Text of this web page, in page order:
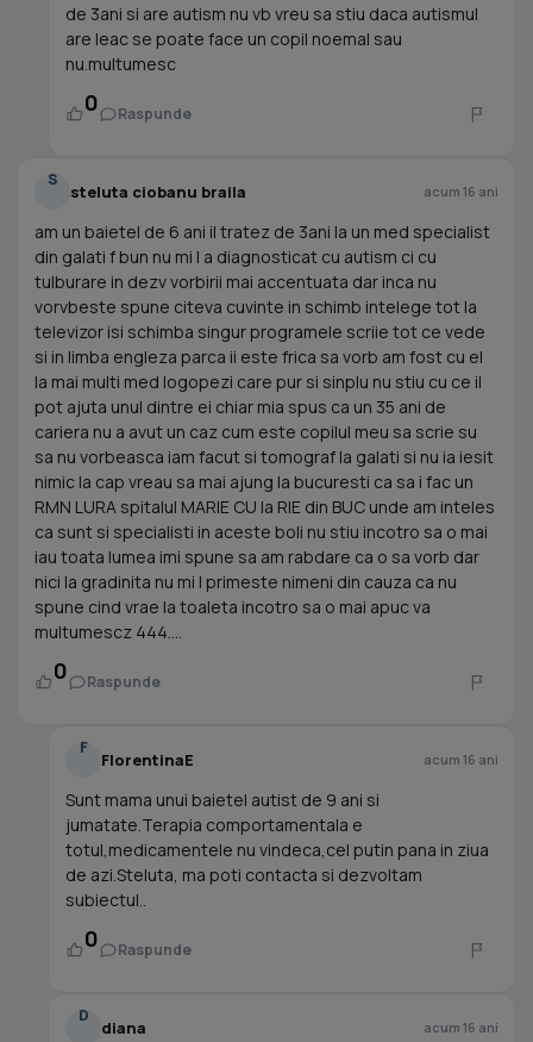
de 3ani si are autism nu vb vreu sa stiu daca autismul
are leac se poate face un copil noemal sau
nu.multumesc
0 Raspunde
S
steluta ciobanu braila acum 16 ani
am un baietel de 6 ani il tratez de 3ani la un med specialist
din galati f bun nu mi l a diagnosticat cu autism ci cu
tulburare in dezv vorbirii mai accentuata dar inca nu
vorvbeste spune citeva cuvinte in schimb intelege tot la
televizor isi schimba singur programele scriie tot ce vede
si in limba engleza parca ii este frica sa vorb am fost cu el
la mai multi med logopezi care pur si sinplu nu stiu cu ce il
pot ajuta unul dintre ei chiar mia spus ca un 35 ani de
cariera nu a avut un caz cum este copilul meu sa scrie su
sa nu vorbeasca iam facut si tomograf la galati si nu ia iesit
nimic la cap vreau sa mai ajung la bucuresti ca sa i fac un
RMN LURA spitalul MARIE CU la RIE din BUC unde am inteles
ca sunt si specialisti in aceste boli nu stiu incotro sa o mai
iau toata lumea imi spune sa am rabdare ca o sa vorb dar
nici la gradinita nu mi l primeste nimeni din cauza ca nu
spune cind vrae la toaleta incotro sa o mai apuc va
multumescz 444....
0 Raspunde
F
FlorentinaE acum 16 ani
Sunt mama unui baietel autist de 9 ani si
jumatate.Terapia comportamentala e
totul,medicamentele nu vindeca,cel putin pana in ziua
de azi.Steluta, ma poti contacta si dezvoltam
subiectul..
0 Raspunde
D
diana acum 16 ani